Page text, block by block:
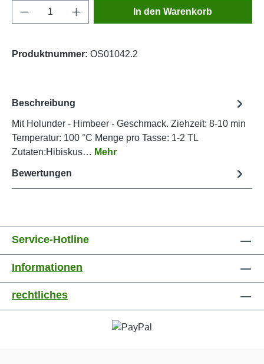
Produkt Anzahl: Gib den gewünschten
In den Warenkorb
Produktnummer: OS01042.2
Beschreibung
Mit Holunder - Himbeer - Geschmack. Ziehzeit: 8-10 min
Temperatur: 100 °C Menge pro Tasse: 1-2 TL
Zutaten:Hibiskus… Mehr
Bewertungen
Service-Hotline
Informationen
rechtliches